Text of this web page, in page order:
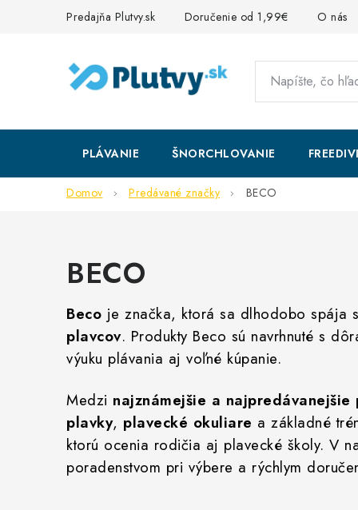
Predajňa Plutvy.sk Doručenie od 1,99€ O nás
PLÁVANIE ŠNORCHLOVANIE
Domov Predávané značky BECO
BECO
Beco je značka, ktorá sa dlhodobo spája s
plavcov. Produkty Beco sú navrhnuté s
výuku plávania aj voľné kúpanie.
Medzi najznámejšie a najpredávanejšie
plavky, plavecké okuliare a základné
ktorú ocenia rodičia aj plavecké školy. V
poradenstvom pri výbere a rýchlym